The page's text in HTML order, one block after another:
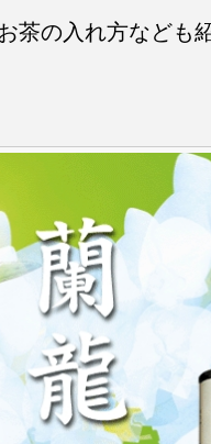
茶の入れ方なども